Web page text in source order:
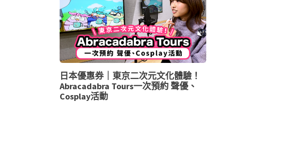
日本優惠券｜東京二次元文化體驗！
Abracadabra Tours一次預約 聲優、
Cosplay活動